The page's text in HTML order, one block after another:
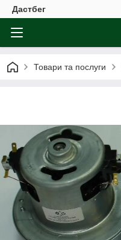
Дастбег
Товари та послуги